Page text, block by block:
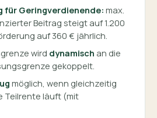
für Geringverdienende: max.
Beitrag steigt auf 1.200
auf 360 € jährlich.
wird dynamisch an die
gekoppelt.
möglich, wenn gleichzeitig
Teilrente läuft (mit